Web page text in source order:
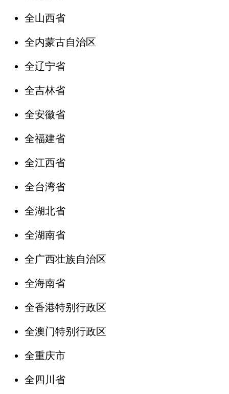
全山西省
全内蒙古自治区
全辽宁省
全吉林省
全安徽省
全福建省
全江西省
全台湾省
全湖北省
全湖南省
全广西壮族自治区
全海南省
全香港特别行政区
全澳门特别行政区
全重庆市
全四川省